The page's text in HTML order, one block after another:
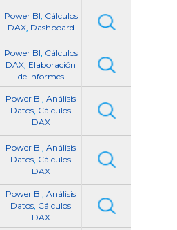
Power BI, Cálculos
DAX, Dashboard
Power BI, Cálculos
DAX, Elaboración
de Informes
Power BI, Análisis
Datos, Cálculos
DAX
Power BI, Análisis
Datos, Cálculos
DAX
Power BI, Análisis
Datos, Cálculos
DAX